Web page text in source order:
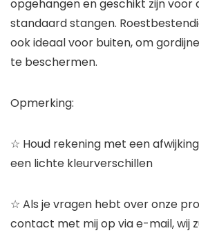
opgehangen en geschikt zijn voor
standaard stangen.
ook ideaal voor buiten, om
te beschermen.
Opmerking:
☆ Houd rekening met een
een lichte kleurverschillen
☆ Als je vragen hebt over onze
contact met mij op via e-mail, wij